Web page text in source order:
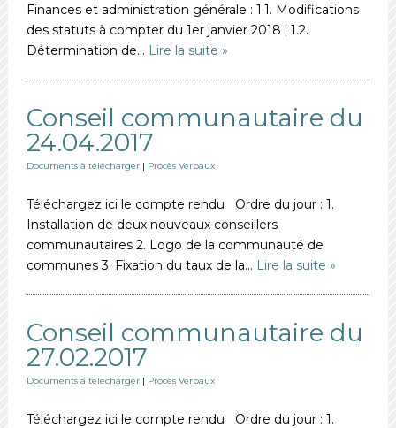
Finances et administration générale : 1.1. Modifications
des statuts à compter du 1er janvier 2018 ; 1.2.
Détermination de… Lire la suite »
Conseil communautaire du
24.04.2017
Documents à télécharger| Procès Verbaux
Téléchargez ici le compte rendu Ordre du jour : 1.
Installation de deux nouveaux conseillers
communautaires 2. Logo de la communauté de
communes 3. Fixation du taux de la… Lire la suite »
Conseil communautaire du
27.02.2017
Documents à télécharger| Procès Verbaux
Téléchargez ici le compte rendu Ordre du jour : 1.